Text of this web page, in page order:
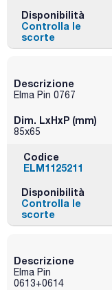
Disponibilità
Controlla le
scorte
Descrizione
Elma Pin 0767
Dim. LxHxP (mm)
85x65
Codice
ELM1125211
Disponibilità
Controlla le
scorte
Descrizione
Elma Pin
0613+0614